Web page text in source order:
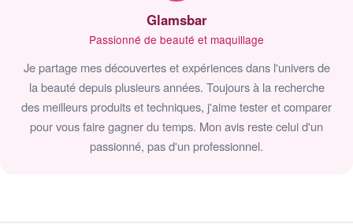
Glamsbar
Passionné de beauté et maquillage
Je partage mes découvertes et expériences dans l'univers de
la beauté depuis plusieurs années. Toujours à la recherche
des meilleurs produits et techniques, j'aime tester et comparer
pour vous faire gagner du temps. Mon avis reste celui d'un
passionné, pas d'un professionnel.